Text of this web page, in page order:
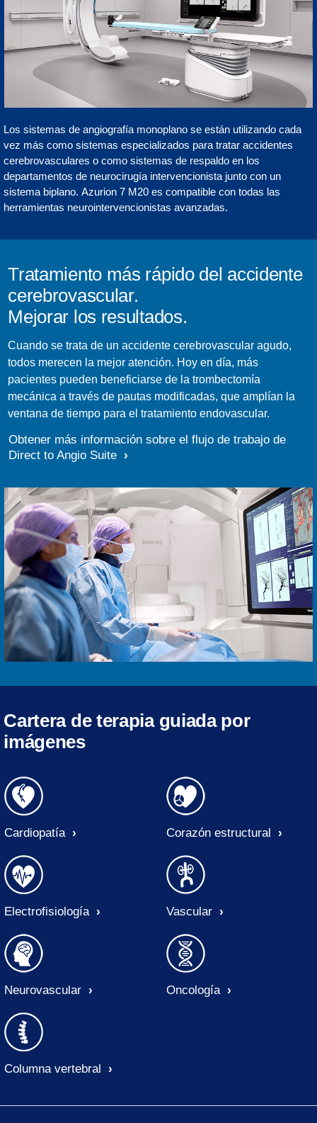
Los sistemas de angiografía monoplano se están utilizando cada
vez más como sistemas especializados para tratar accidentes
cerebrovasculares o como sistemas de respaldo en los
departamentos de neurocirugía intervencionista junto con un
sistema biplano. Azurion 7 M20 es compatible con todas las
herramientas neurointervencionistas avanzadas.
Tratamiento más rápido del accidente
cerebrovascular.
Mejorar los resultados.
Cuando se trata de un accidente cerebrovascular agudo,
todos merecen la mejor atención. Hoy en día, más
pacientes pueden beneficiarse de la trombectomía
mecánica a través de pautas modificadas, que amplían la
ventana de tiempo para el tratamiento endovascular.
Obtener más información sobre el flujo de trabajo de
Direct to Angio Suite
Cartera de terapia guiada por
imágenes
Cardiopatía Corazón estructural
Electrofisiología Vascular
Neurovascular Oncología
Columna vertebral